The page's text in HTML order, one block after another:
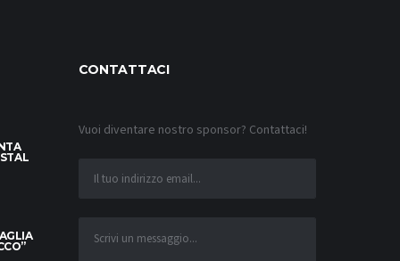
CONTATTACI
Vuoi diventare nostro sponsor? Contattaci!